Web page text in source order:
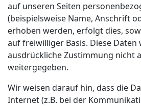
auf unseren Seiten
(beispielsweise Name, Anschrift
erhoben werden, erfolgt dies,
auf freiwilliger Basis. Diese
ausdrückliche Zustimmung nicht
weitergegeben.
Wir weisen darauf hin, dass die
Internet (z.B. bei der